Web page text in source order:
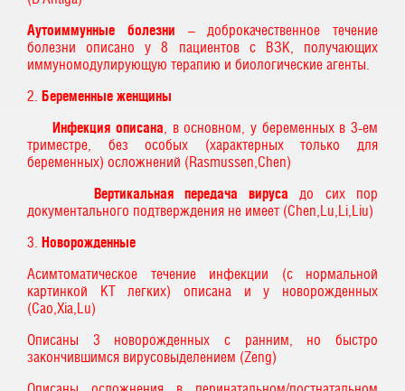
Аутоиммунные болезни – доброкачественное течение
болезни описано у 8 пациентов с ВЗК, получающих
иммуномодулирующую терапию и биологические агенты.
2. Беременные женщины
Инфекция описана, в основном, у беременных в 3-ем
триместре, без особых (характерных только для
беременных) осложнений (Rasmussen,Chen)
Вертикальная передача вируса до сих пор
документального подтверждения не имеет (Chen,Lu,Li,Liu)
3. Новорожденные
Асимтоматическое течение инфекции (с нормальной
картинкой КТ легких) описана и у новорожденных
(Cao,Xia,Lu)
Описаны 3 новорожденных с ранним, но быстро
закончившимся вирусовыделением (Zeng)